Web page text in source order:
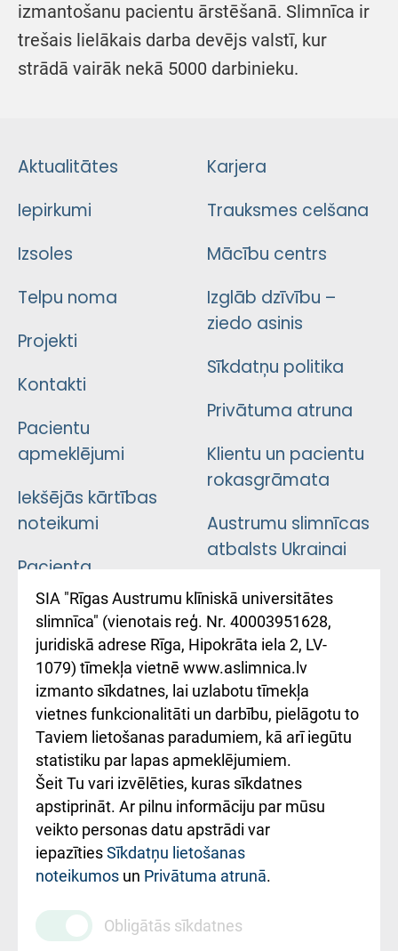
izmantošanu pacientu ārstēšanā. Slimnīca ir
trešais lielākais darba devējs valstī, kur
strādā vairāk nekā 5000 darbinieku.
Aktualitātes
Iepirkumi
Izsoles
Telpu noma
Projekti
Kontakti
Pacientu
apmeklējumi
Iekšējās kārtības
noteikumi
Pacienta
atsauksmju/sūdzību
iesniegšanas
kārtība
Kā pie mums nokļūt
Rēķinu apmaksas
ceļvedis
Rekvizīti un
ārstniecības
iestādes kods
010000234
Maksas
Karjera
Trauksmes celšana
Mācību centrs
Izglāb dzīvību –
ziedo asinis
Sīkdatņu politika
Privātuma atruna
Klientu un pacientu
rokasgrāmata
Austrumu slimnīcas
atbalsts Ukrainai
Підтримка Східної
лікарні та співпраця з
Україною
SIA "Rīgas Austrumu klīniskā universitātes
slimnīca" (vienotais reģ. Nr. 40003951628,
juridiskā adrese Rīga, Hipokrāta iela 2, LV-
1079) tīmekļa vietnē www.aslimnica.lv
izmanto sīkdatnes, lai uzlabotu tīmekļa
vietnes funkcionalitāti un darbību, pielāgotu to
Taviem lietošanas paradumiem, kā arī iegūtu
statistiku par lapas apmeklējumiem.
Šeit Tu vari izvēlēties, kuras sīkdatnes
apstiprināt. Ar pilnu informāciju par mūsu
veikto personas datu apstrādi var
iepazītiesSīkdatņu lietošanas
noteikumos un Privātuma atrunā.
Obligātās sīkdatnes